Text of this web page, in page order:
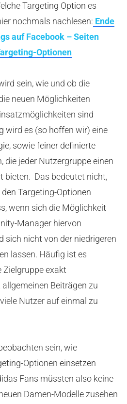
Targeting Option es
nochmals nachlesen: Ende
auf Facebook – Seiten
Optionen
sein, wie und ob die
neuen Möglichkeiten
sind
wird es (so hoffen wir) eine
sowie feiner definierte
die jeder Nutzergruppe einen
bieten. Das bedeutet nicht,
Targeting-Optionen
wenn sich die Möglichkeit
Manager hiervon
sich nicht von der niedrigeren
lassen. Häufig ist es
Zielgruppe exakt
Beiträgen zu
Nutzer auf einmal zu
sein, wie
Optionen einsetzen
Fans müssten also keine
Damen-Modelle zusehen